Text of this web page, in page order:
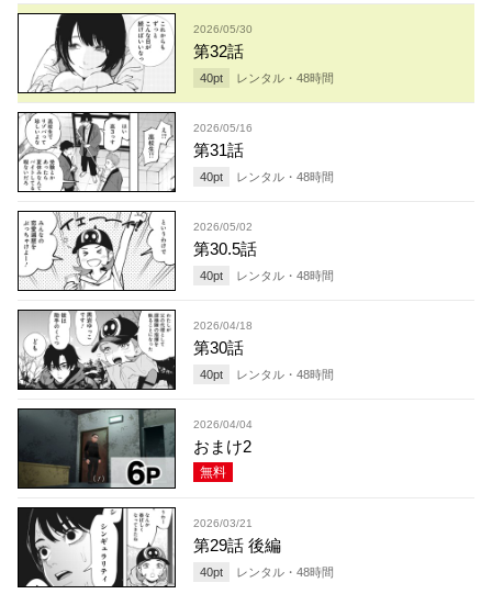
2026/05/30
第32話
40pt レンタル・ 48時間
2026/05/16
第31話
40pt レンタル・ 48時間
2026/05/02
第30.5話
40pt レンタル・ 48時間
2026/04/18
第30話
40pt レンタル・ 48時間
2026/04/04
おまけ2
無料
2026/03/21
第29話 後編
40pt レンタル・ 48時間